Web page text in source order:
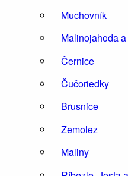
Muchovník
Malinojahoda
Černice
Čučoriedky
Brusnice
Zemolez
Maliny